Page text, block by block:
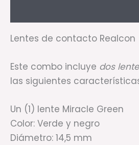
Lentes de contacto Realcon
Este combo incluye dos
las siguientes
Un (1) lente Miracle Green
Color: Verde y negro
Diámetro: 14,5 mm